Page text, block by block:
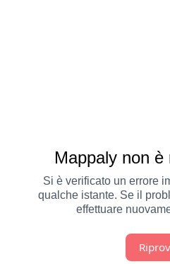
Mappaly non è
Si è verificato un errore
qualche istante. Se il
effettuare